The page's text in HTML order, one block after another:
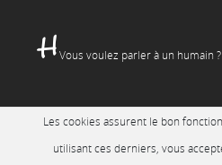
Vous voulez parler à un humain ?
Les cookies assurent le bon
utilisant ces derniers, vous